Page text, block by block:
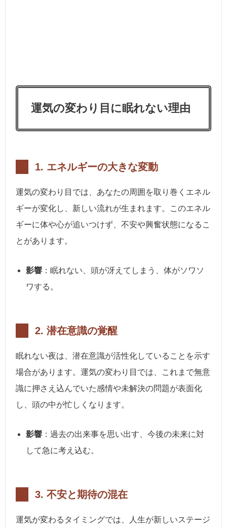
運気の変わり目に眠れない理由
1. エネルギーの大きな変動
運気の変わり目では、あなたの周囲を取り巻くエネル
ギーが変化し、新しい流れが生まれます。このエネル
ギーに体や心が追いつけず、不安や興奮状態になるこ
とがあります。
影響 ：眠れない、頭が冴えてしまう、体がソワソ
ワする。
2. 潜在意識の覚醒
眠れない夜は、潜在意識が活性化していることを示す
場合があります。運気の変わり目では、これまで無意
識に押さえ込んでいた感情や未解決の問題が表面化
し、頭の中が忙しくなります。
影響 ：過去の出来事を思い出す、今後の未来に対
して急に考え込む。
3. 不安と期待の混在
運気が変わるタイミングでは、人生が新しいステージ